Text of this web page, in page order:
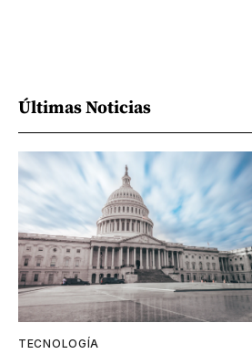
Últimas Noticias
TECNOLOGÍA